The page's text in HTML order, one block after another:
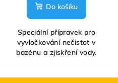
Do košíku
Speciální přípravek pro
vyvločkování nečistot v
bazénu a zjiskření vody.